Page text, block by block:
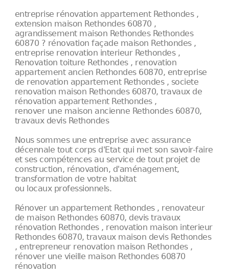
entreprise rénovation appartement Rethondes ,
extension maison Rethondes 60870 ,
agrandissement maison Rethondes Rethondes
60870 ? rénovation façade maison Rethondes ,
entreprise renovation interieur Rethondes ,
Renovation toiture Rethondes , renovation
appartement ancien Rethondes 60870, entreprise
de renovation appartement Rethondes , societe
renovation maison Rethondes 60870, travaux de
rénovation appartement Rethondes ,
renover une maison ancienne Rethondes 60870,
travaux devis Rethondes
Nous sommes une entreprise avec assurance
décennale tout corps d'Etat qui met son savoir-faire
et ses compétences au service de tout projet de
construction, rénovation, d'aménagement,
transformation de votre habitat
ou locaux professionnels.
Rénover un appartement Rethondes , renovateur
de maison Rethondes 60870, devis travaux
rénovation Rethondes , renovation maison interieur
Rethondes 60870, travaux maison devis Rethondes
, entrepreneur renovation maison Rethondes ,
rénover une vieille maison Rethondes 60870
rénovation